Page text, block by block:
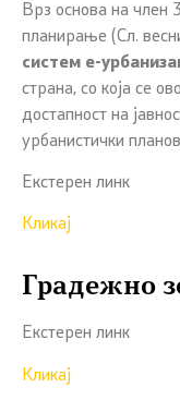
Врз основа на член
планирање (Сл.
систем е-
страна, со која се
достапност на
урбанистички
Екстерен линк
Кликај
Градежно
Екстерен линк
Кликај